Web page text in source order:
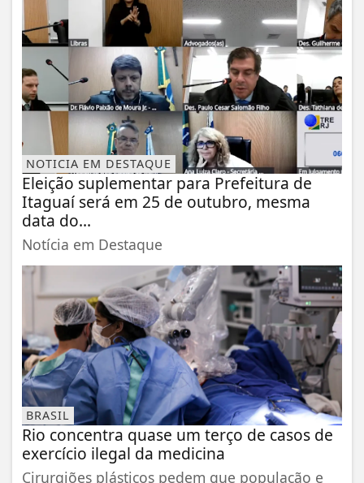
NOTICIA EM DESTAQUE
Eleição suplementar para Prefeitura de
Itaguaí será em 25 de outubro, mesma
data do...
Notícia em Destaque
BRASIL
Rio concentra quase um terço de casos de
exercício ilegal da medicina
Cirurgiões plásticos pedem que população e